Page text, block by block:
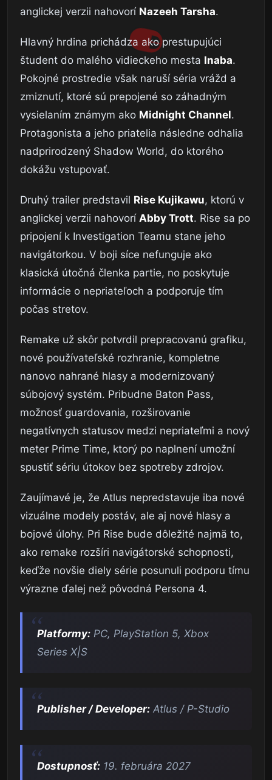
anglickej verzii nahovorí Nazeeh Tarsha.
Hlavný hrdina prichádza ako prestupujúci
študent do malého vidieckeho mesta Inaba.
Pokojné prostredie však naruší séria vrážd a
zmiznutí, ktoré sú prepojené so záhadným
vysielaním známym ako Midnight Channel.
Protagonista a jeho priatelia následne odhalia
nadprirodzený Shadow World, do ktorého
dokážu vstupovať.
Druhý trailer predstavil Rise Kujikawu, ktorú v
anglickej verzii nahovorí Abby Trott. Rise sa po
pripojení k Investigation Teamu stane jeho
navigátorkou. V boji síce nefunguje ako
klasická útočná členka partie, no poskytuje
informácie o nepriateľoch a podporuje tím
počas stretov.
Remake už skôr potvrdil prepracovanú grafiku,
nové používateľské rozhranie, kompletne
nanovo nahrané hlasy a modernizovaný
súbojový systém. Pribudne Baton Pass,
možnosť guardovania, rozširovanie
negatívnych statusov medzi nepriateľmi a nový
meter Prime Time, ktorý po naplnení umožní
spustiť sériu útokov bez spotreby zdrojov.
Zaujímavé je, že Atlus nepredstavuje iba nové
vizuálne modely postáv, ale aj nové hlasy a
bojové úlohy. Pri Rise bude dôležité najmä to,
ako remake rozšíri navigátorské schopnosti,
keďže novšie diely série posunuli podporu tímu
výrazne ďalej než pôvodná Persona 4.
Platformy: PC, PlayStation 5, Xbox
Series X|S
Publisher / Developer: Atlus / P-Studio
Dostupnosť: 19. februára 2027